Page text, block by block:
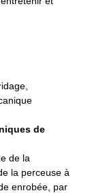
de
de la
la perceuse à
enrobée, par